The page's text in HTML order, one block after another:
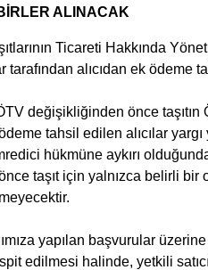
ALINACAK
Ticareti Hakkında
tarafından alıcıdan ek ödeme
değişikliğinden önce
tahsil edilen alıcılar
hükmüne aykırı
taşıt için yalnızca belirli bir
yapılan başvurular
edilmesi halinde, yetkili